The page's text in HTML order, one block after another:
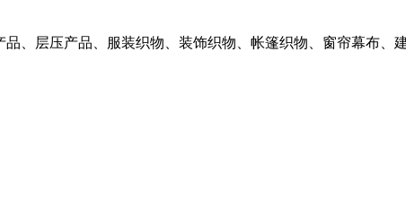
、层压产品、服装织物、装饰织物、帐篷织物、窗帘幕布、